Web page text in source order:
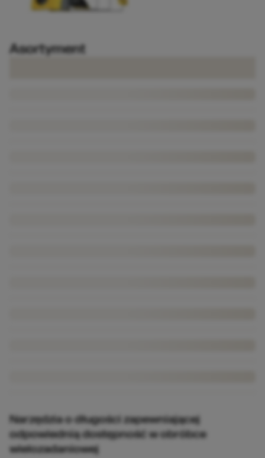
Asortyment
Narzędzia o długości zapewniającej
odpowiednią dostępność w obróbce
wielozadaniowej